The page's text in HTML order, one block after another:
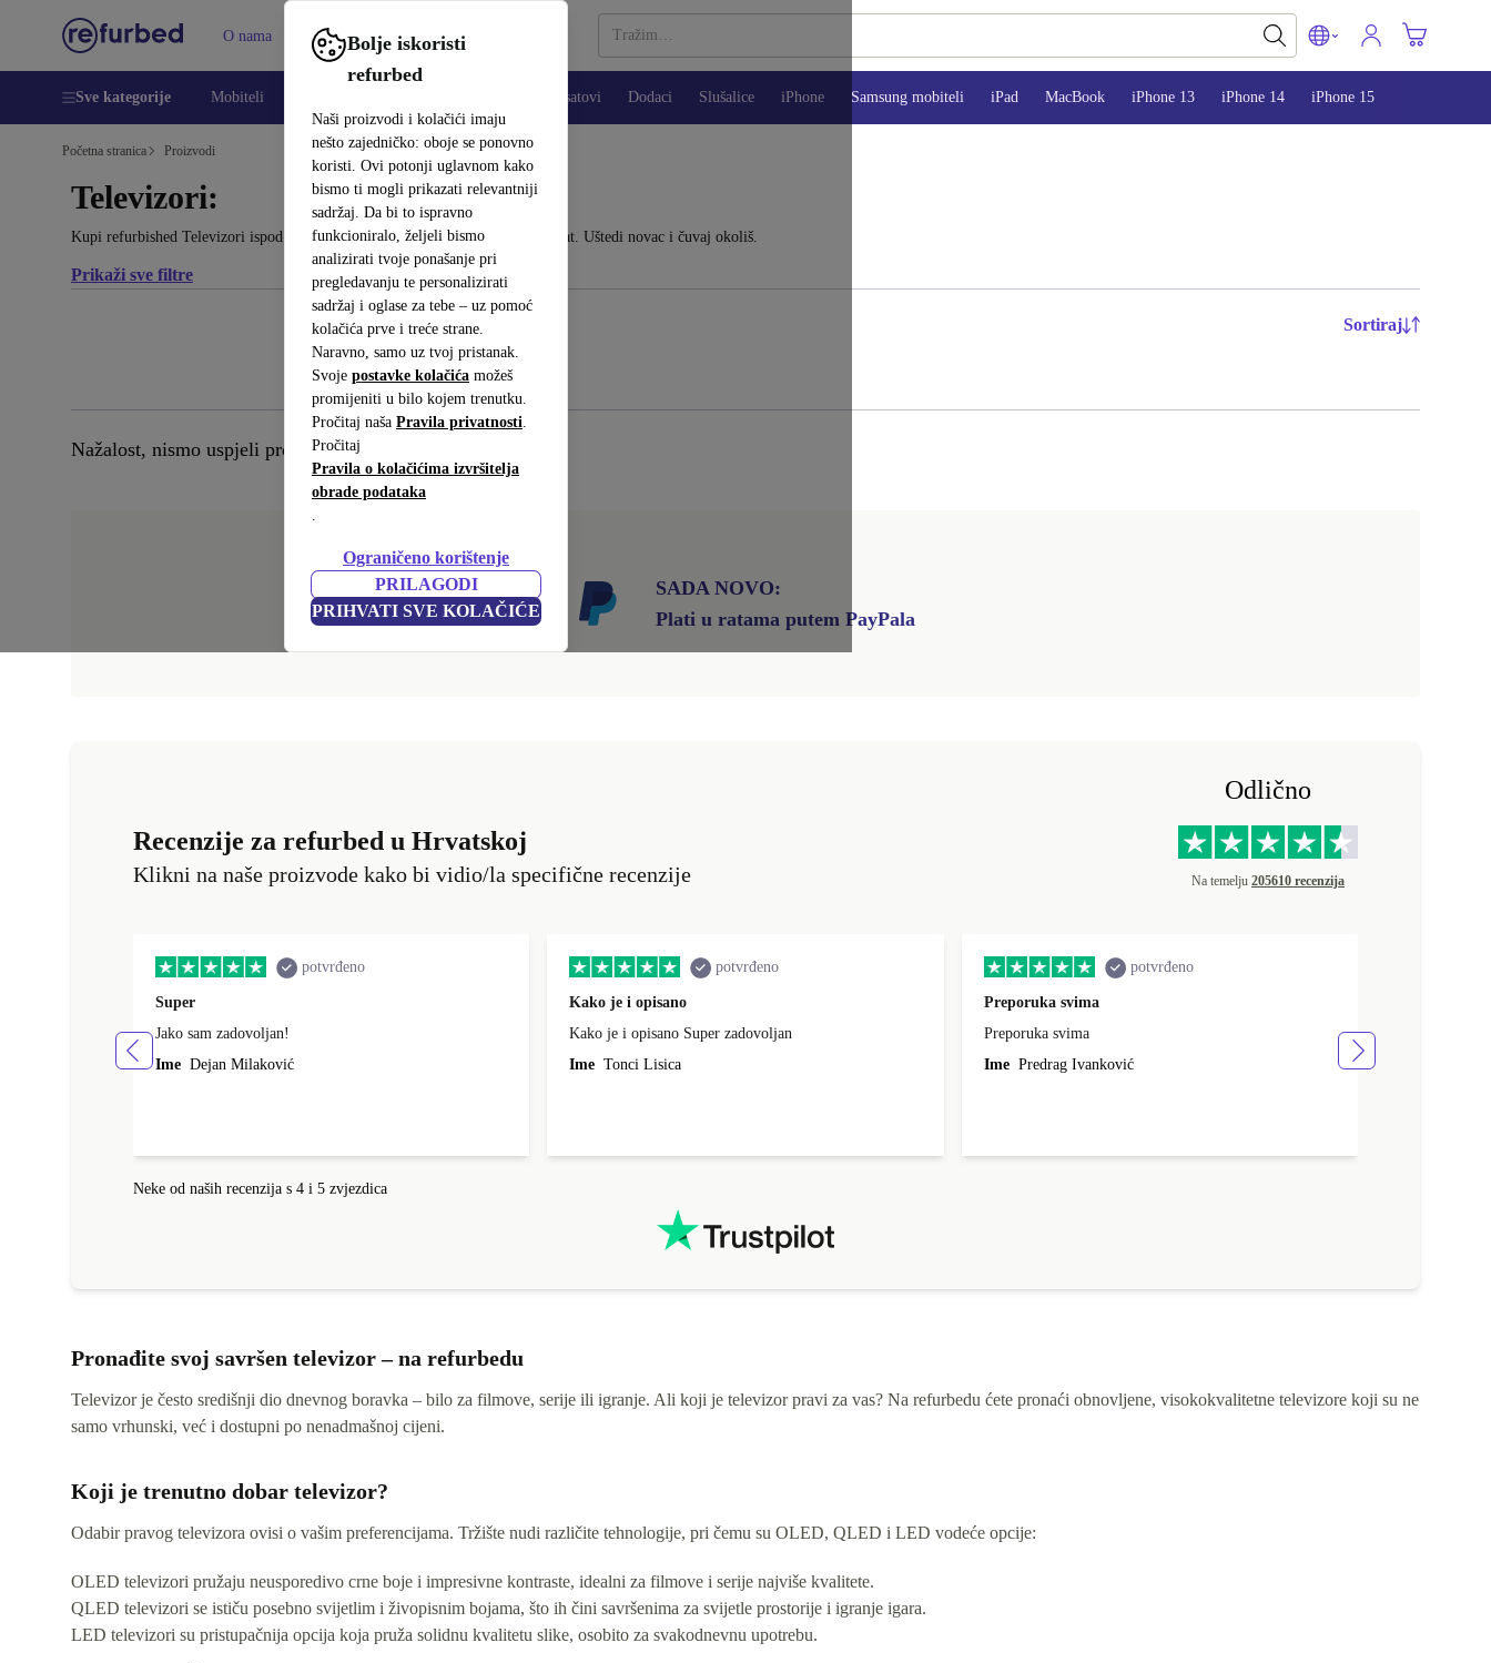
Bolje iskoristi
refurbed
Naši proizvodi i kolačići imaju
nešto zajedničko: oboje se ponovno
koristi. Ovi potonji uglavnom kako
bismo ti mogli prikazati relevantniji
sadržaj. Da bi to ispravno
funkcioniralo, željeli bismo
analizirati tvoje ponašanje pri
pregledavanju te personalizirati
sadržaj i oglase za tebe – uz pomoć
kolačića prve i treće strane.
Naravno, samo uz tvoj pristanak.
Svoje postavke kolačića možeš
promijeniti u bilo kojem trenutku.
Pročitaj naša Pravila privatnosti.
Pročitaj
Pravila o kolačićima izvršitelja
obrade podataka
.
Ograničeno korištenje
PRILAGODI
PRIHVATI SVE KOLAČIĆE
O nama Pomoć
Sve kategorije Mobiteli Pametni satovi Dodaci Slušalice iPhone Samsung mobiteli iPad MacBook iPhone 13 iPhone 14 iPhone 15
Početna stranica Proizvodi
Televizori:
Kupi refurbished Televizori ispod 600 € – kvaliteta, jamstvo i 30 dana za povrat. Uštedi novac i čuvaj okoliš.
Prikaži sve filtre
Sortiraj
Nažalost, nismo uspjeli pronaći odgovarajuće proizvode.
SADA NOVO:
Plati u ratama putem PayPala
Recenzije za refurbed u Hrvatskoj
Klikni na naše proizvode kako bi vidio/la specifične recenzije
Odlično
Na temelju 205610 recenzija
potvrđeno
Super
Jako sam zadovoljan!
Ime Dejan Milaković
potvrđeno
Kako je i opisano
Kako je i opisano Super zadovoljan
Ime Tonci Lisica
potvrđeno
Preporuka svima
Preporuka svima
Ime Predrag Ivanković
Neke od naših recenzija s 4 i 5 zvjezdica
Pronađite svoj savršen televizor – na refurbedu
Televizor je često središnji dio dnevnog boravka – bilo za filmove, serije ili igranje. Ali koji je televizor pravi za vas? Na refurbedu ćete pronaći obnovljene, visokokvalitetne televizore koji su ne
samo vrhunski, već i dostupni po nenadmašnoj cijeni.
Koji je trenutno dobar televizor?
Odabir pravog televizora ovisi o vašim preferencijama. Tržište nudi različite tehnologije, pri čemu su OLED, QLED i LED vodeće opcije:
OLED televizori pružaju neusporedivo crne boje i impresivne kontraste, idealni za filmove i serije najviše kvalitete.
QLED televizori se ističu posebno svijetlim i živopisnim bojama, što ih čini savršenima za svijetle prostorije i igranje igara.
LED televizori su pristupačnija opcija koja pruža solidnu kvalitetu slike, osobito za svakodnevnu upotrebu.